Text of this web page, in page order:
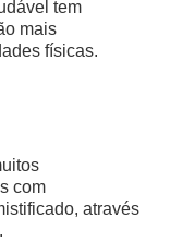
tem
mais
físicas.
com
através